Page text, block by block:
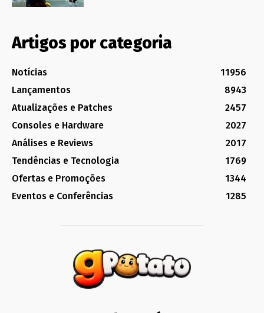
Artigos por categoria
Notícias
11956
Lançamentos
8943
Atualizações e Patches
2457
Consoles e Hardware
2027
Análises e Reviews
2017
Tendências e Tecnologia
1769
Ofertas e Promoções
1344
Eventos e Conferências
1285